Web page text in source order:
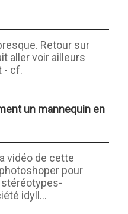
Retour sur
aller voir ailleurs
- cf.
un mannequin en
vidéo de cette
pour
idyll...